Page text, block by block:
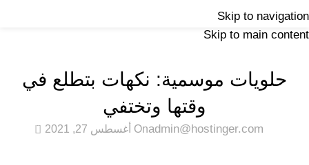
Skip to navigation
Skip to main content
حكايات السكر والمذاق
حلويات موسمية: نكهات بتطلع في
وقتها وتختفي
admin@hostinger.comOn أغسطس 27, 2021 0